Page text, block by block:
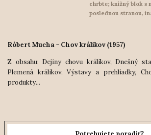
chrbte; knižný blok s
poslednou stranou,
Róbert Mucha - Chov králikov (1957)
Z obsahu: Dejiny chovu králikov, Dnešný
Plemená králikov, Výstavy a prehliadky,
produkty...